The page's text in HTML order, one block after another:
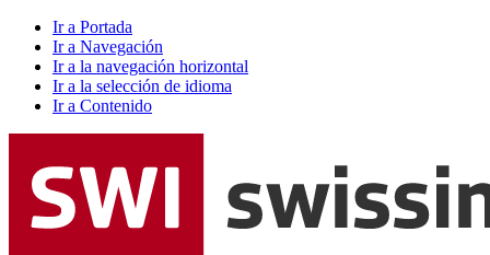
Ir a Portada
Ir a Navegación
Ir a la navegación horizontal
Ir a la selección de idioma
Ir a Contenido